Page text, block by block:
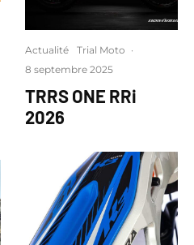
Actualité Trial Moto ·
8 septembre 2025
TRRS ONE RRi
2026